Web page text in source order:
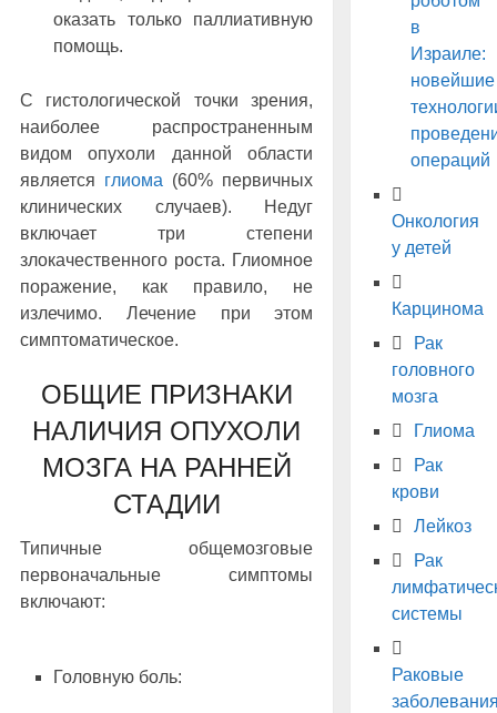
оказать только паллиативную
помощь.
С гистологической точки зрения,
наиболее распространенным
видом опухоли данной области
является глиома (60% первичных
клинических случаев). Недуг
включает три степени
злокачественного роста. Глиомное
поражение, как правило, не
излечимо. Лечение при этом
симптоматическое.
ОБЩИЕ ПРИЗНАКИ
НАЛИЧИЯ ОПУХОЛИ
МОЗГА НА РАННЕЙ
СТАДИИ
Типичные общемозговые
первоначальные симптомы
включают:
Головную боль:
в
Израиле:
новейшие
операций
Онкология
у детей
Карцинома
Рак
головного
мозга
Глиома
Рак
крови
Лейкоз
Рак
системы
Раковые